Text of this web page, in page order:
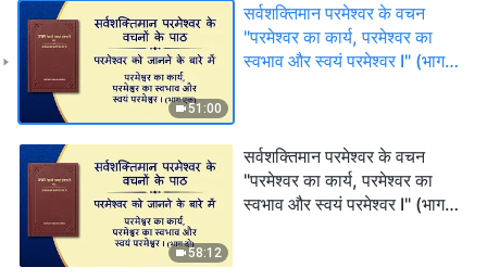
51:00
सर्वशक्तिमान परमेश्वर के वचन
"परमेश्वर का कार्य, परमेश्वर का
स्वभाव और स्वयं परमेश्वर I" (भाग
58:12
सर्वशक्तिमान परमेश्वर के वचन
"परमेश्वर का कार्य, परमेश्वर का
स्वभाव और स्वयं परमेश्वर I" (भाग